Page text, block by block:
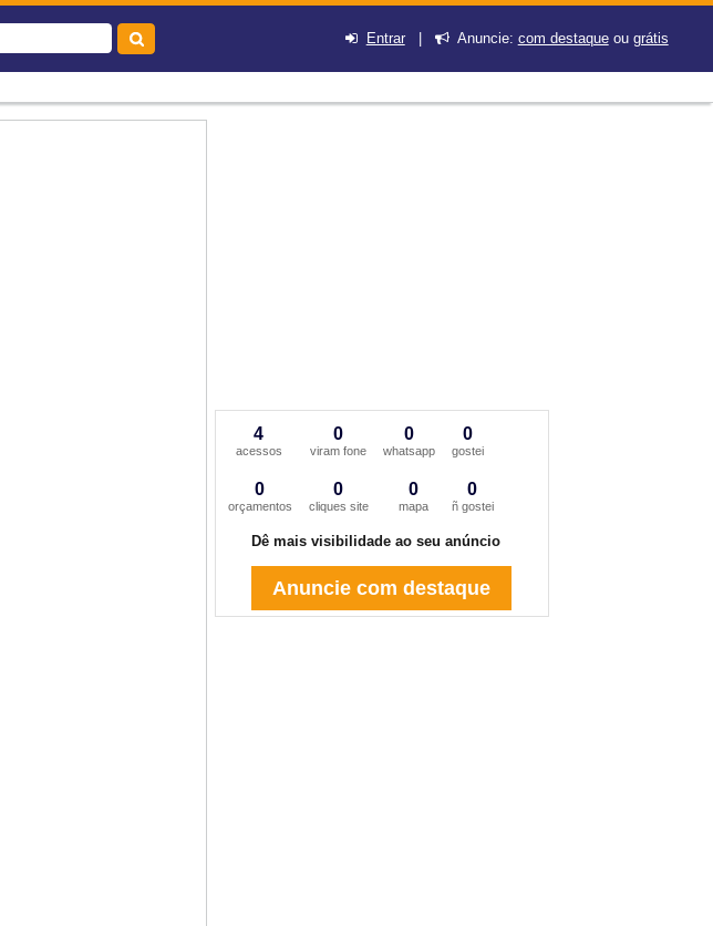
Entrar| Anuncie: com destaqueou grátis
4
acessos
0
viram fone
0
whatsapp
0
gostei
0
orçamentos
0
cliques site
0
mapa
0
ñ gostei
Dê mais visibilidade ao seu anúncio
Anuncie com destaque